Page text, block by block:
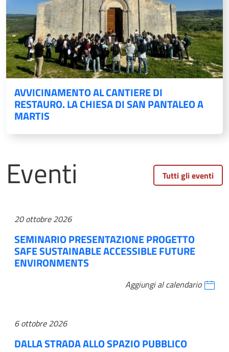
AVVICINAMENTO AL CANTIERE DI
RESTAURO. LA CHIESA DI SAN PANTALEO A
MARTIS
Eventi
20 ottobre 2026
SEMINARIO PRESENTAZIONE PROGETTO
SAFE SUSTAINABLE ACCESSIBLE FUTURE
ENVIRONMENTS
Aggiungi al calendario
6 ottobre 2026
DALLA STRADA ALLO SPAZIO PUBBLICO
Tutti gli eventi